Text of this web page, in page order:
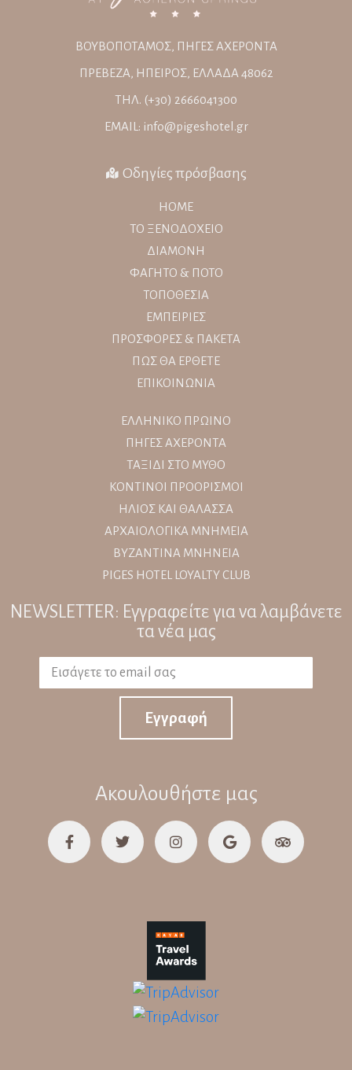
ΒΟΥΒΟΠΟΤΑΜΟΣ, ΠΗΓΕΣ ΑΧΕΡΟΝΤΑ
ΠΡΕΒΕΖΑ, ΗΠΕΙΡΟΣ, ΕΛΛΑΔΑ 48062
ΤΗΛ. (+30) 2666041300
EMAIL: info@pigeshotel.gr
Οδηγίες πρόσβασης
HOME
ΤΟ ΞΕΝΟΔΟΧΕΙΟ
ΔΙΑΜΟΝΗ
ΦΑΓΗΤΟ & ΠΟΤΟ
ΤΟΠΟΘΕΣΙΑ
ΕΜΠΕΙΡΙΕΣ
ΠΡΟΣΦΟΡΕΣ & ΠΑΚΕΤΑ
ΠΩΣ ΘΑ ΕΡΘΕΤΕ
ΕΠΙΚΟΙΝΩΝΙΑ
ΕΛΛΗΝΙΚΟ ΠΡΩΙΝΟ
ΠΗΓΕΣ ΑΧΕΡΟΝΤΑ
ΤΑΞΙΔΙ ΣΤΟ ΜΥΘΟ
ΚΟΝΤΙΝΟΙ ΠΡΟΟΡΙΣΜΟΙ
ΗΛΙΟΣ ΚΑΙ ΘΑΛΑΣΣΑ
ΑΡΧΑΙΟΛΟΓΙΚΑ ΜΝΗΜΕΙΑ
ΒΥΖΑΝΤΙΝΑ ΜΝΗΝΕΙΑ
PIGES HOTEL LOYALTY CLUB
NEWSLETTER: Εγγραφείτε για να λαμβάνετε
τα νέα μας
Εγγραφή
Ακουλουθήστε μας